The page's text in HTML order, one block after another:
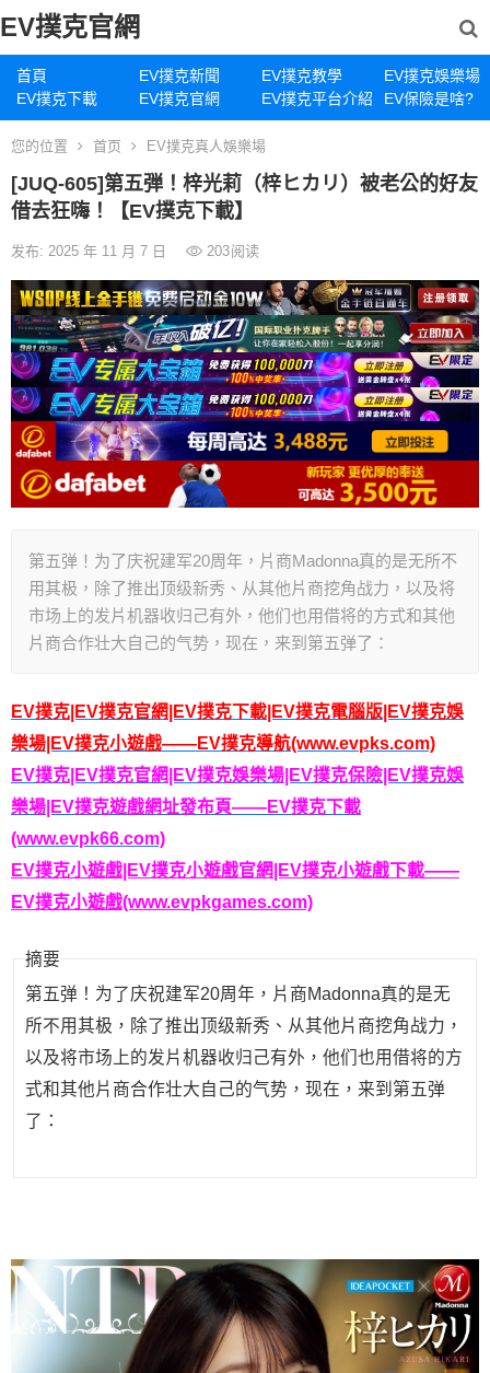
EV撲克官網
首頁 EV撲克新聞 EV撲克教學
EV撲克娛樂場
EV撲克下載
EV撲克官網 EV撲克平台介紹 EV保險是啥?
您的位置 首页 EV撲克真人娛樂場
[JUQ-605]第五弾！梓光莉（梓ヒカリ）被老公的好友
借去狂嗨！【EV撲克下載】
发布: 2025 年 11 月 7 日 203阅读
第五弹！为了庆祝建军20周年，片商Madonna真的是无所不
用其极，除了推出顶级新秀、从其他片商挖角战力，以及将
市场上的发片机器收归己有外，他们也用借将的方式和其他
片商合作壮大自己的气势，现在，来到第五弹了：
EV撲克|EV撲克官網|EV撲克下載|EV撲克電腦版|EV撲克娛
樂場|EV撲克小遊戲——EV撲克導航(www.evpks.com)
EV撲克|EV撲克官網|EV撲克娛樂場|EV撲克保險|EV撲克娛
樂場|EV撲克遊戲網址發布頁——EV撲克下載
(www.evpk66.com)
EV撲克小遊戲|EV撲克小遊戲官網|EV撲克小遊戲下載——
EV撲克小遊戲(www.evpkgames.com)
摘要
第五弹！为了庆祝建军20周年，片商Madonna真的是无
所不用其极，除了推出顶级新秀、从其他片商挖角战力，
以及将市场上的发片机器收归己有外，他们也用借将的方
式和其他片商合作壮大自己的气势，现在，来到第五弹
了：